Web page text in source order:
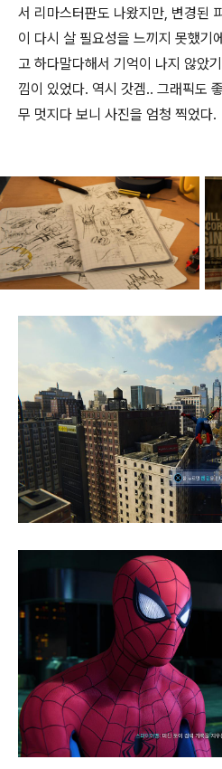
서 리마스터판도 나왔지만, 변경된
이 다시 살 필요성을 느끼지 못했기
고 하다말다해서 기억이 나지 않았
낌이 있었다. 역시 갓겜.. 그래픽도
무 멋지다 보니 사진을 엄청 찍었다.